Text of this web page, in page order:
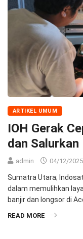
ARTIKEL UMUM
IOH Gerak
dan
admin 04/12/2025
Sumatra Utara;
dalam memulihkan
banjir dan longsor di
READ MORE